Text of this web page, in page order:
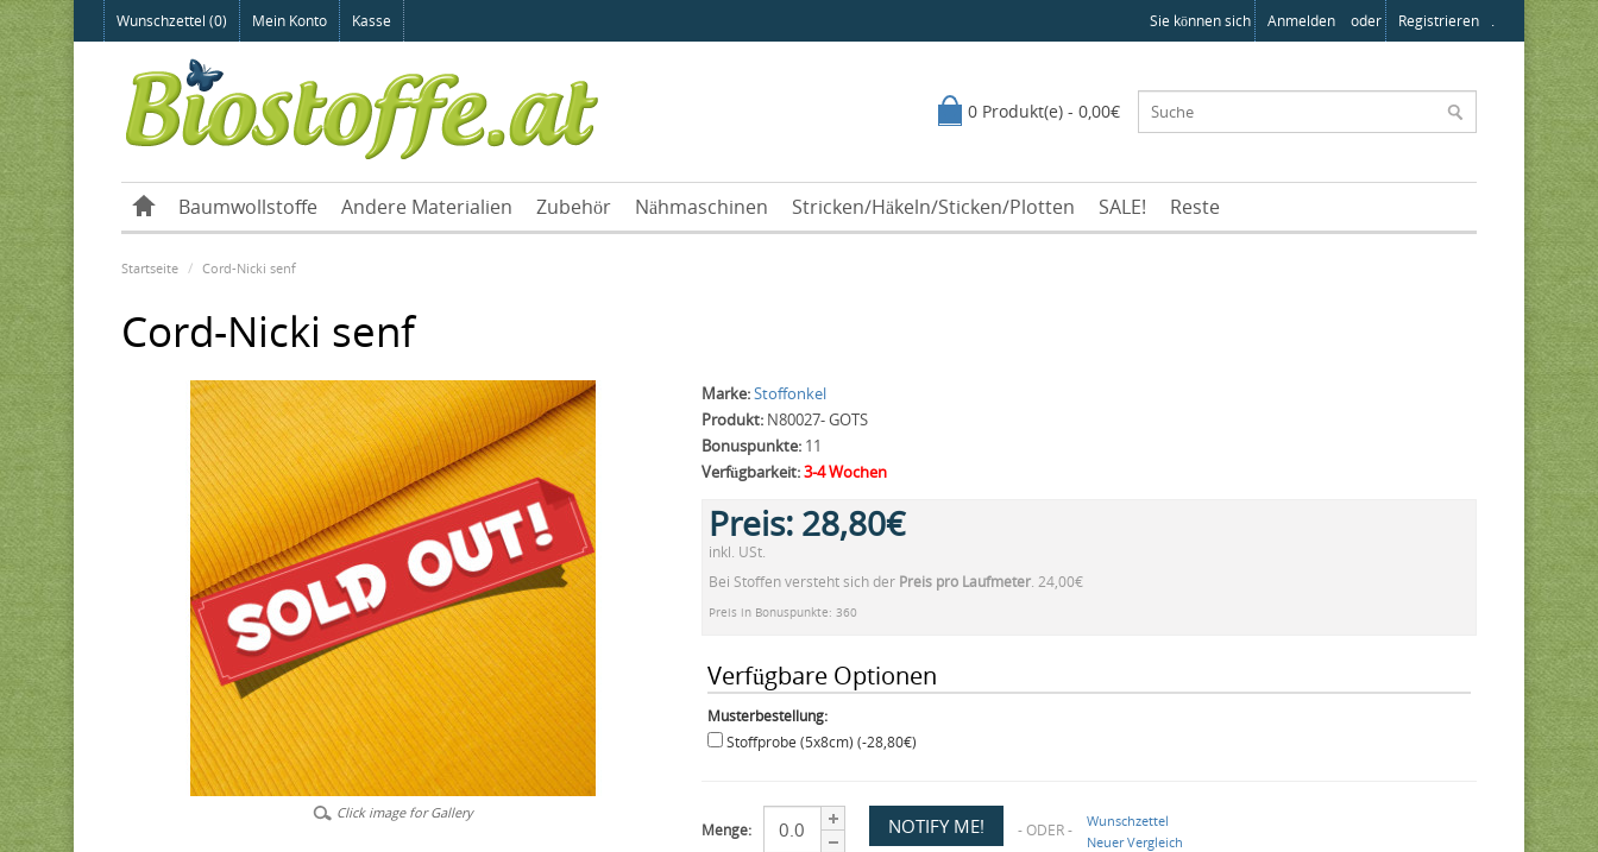
Wunschzettel (0) Mein Konto Kasse Sie können sich Anmelden oder Registrieren .
0 Produkt(e) - 0,00€
Baumwollstoffe Andere Materialien Zubehör Nähmaschinen Stricken/Häkeln/Sticken/Plotten SALE! Reste
Startseite Cord-Nicki senf
Cord-Nicki senf
Click image for Gallery
Marke:Stoffonkel
Produkt:N80027- GOTS
Bonuspunkte:11
Verfügbarkeit:3-4 Wochen
Preis: 28,80€
inkl. USt.
Bei Stoffen versteht sich der Preis pro Laufmeter. 24,00€
Preis in Bonuspunkte: 360
Verfügbare Optionen
Musterbestellung:
Stoffprobe (5x8cm) (-28,80€)
Menge: - ODER -
Wunschzettel
Neuer Vergleich